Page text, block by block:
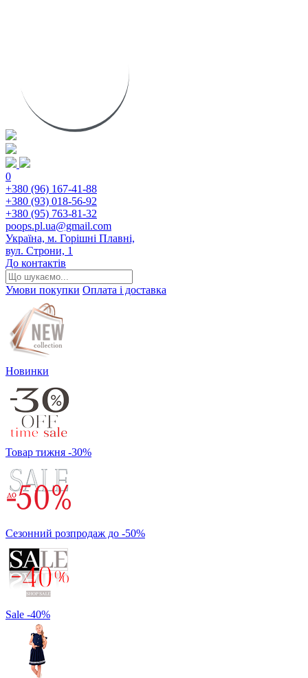
0
+380 (96) 167-41-88
+380 (93) 018-56-92
+380 (95) 763-81-32
poops.pl.ua@gmail.com
Україна, м. Горішні Плавні,
вул. Строни, 1
До контактів
Умови покупки Оплата і доставка
Новинки
Товар тижня -30%
Сезонний розпродаж до -50%
Sale -40%